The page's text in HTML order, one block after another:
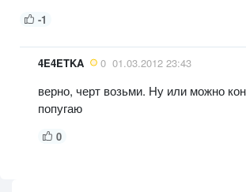
-1
4E4ETKA 0 01.03.2012 23:43
верно, черт возьми. Ну или можно
попугаю
0